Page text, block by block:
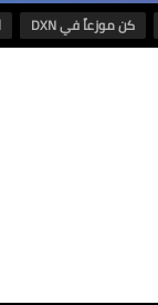
كن موزعاً في DXN